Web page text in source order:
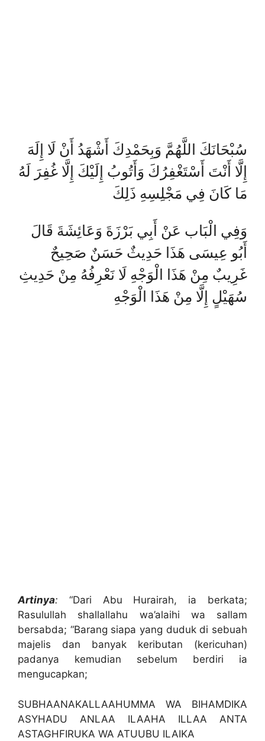
سُبْحَانَكَ اللَّهُمَّ وَبِحَمْدِكَ أَشْهَدُ أَنْ لَا إِلَهَ
إِلَّا أَنْتَ أَسْتَغْفِرُكَ وَأَتُوبُ إِلَيْكَ إِلَّا غُفِرَ لَهُ
مَا كَانَ فِي مَجْلِسِهِ ذَلِكَ
وَفِي الْبَاب عَنْ أَبِي بَرْزَةَ وَعَائِشَةَ قَالَ
أَبُو عِيسَى هَذَا حَدِيثٌ حَسَنٌ صَحِيحٌ
غَرِيبٌ مِنْ هَذَا الْوَجْهِ لَا نَعْرِفُهُ مِنْ حَدِيثِ
سُهَيْلٍ إِلَّا مِنْ هَذَا الْوَجْهِ
Artinya: “Dari Abu Hurairah, ia berkata;
Rasulullah shallallahu wa’alaihi wa sallam
bersabda; “Barang siapa yang duduk di sebuah
majelis dan banyak keributan (kericuhan)
padanya kemudian sebelum berdiri ia
mengucapkan;
SUBHAANAKALLAAHUMMA WA BIHAMDIKA
ASYHADU ANLAA ILAAHA ILLAA ANTA
ASTAGHFIRUKA WA ATUUBU ILAIKA